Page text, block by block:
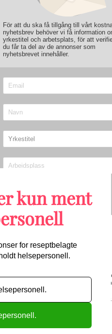
För att du ska få tillgång till vårt
nyhetsbrev behöver vi få information
yrkestitel och arbetsplats, för att
du får ta del av de annonser som
nyhetsbrevet innehåller.
Send
hodepine
randomiserte studien på
starter opp: Kan bli
Sjeldent hodepinetilstand øker
kun ment
for reseptbelagte
helsepersonell.